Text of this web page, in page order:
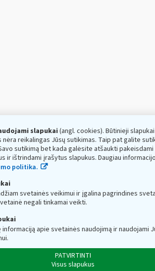
slapukai(angl. cookies). Būtinieji
reikalingas Jūsų sutikimas. Taip pat galite
sutikimą bet kada galėsite atšaukti
ir ištrindami įrašytus slapukus. Daugiau
politika.
svetainės veikimui ir įgalina pagrindines
negali tinkamai veikti.
apie svetainės naudojimą ir naudojami
PATVIRTINTI
Visus slapukus